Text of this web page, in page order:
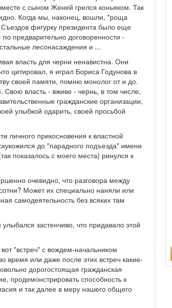
с сыном Женей грелся коньяком. Так
Когда мы, наконец, вошли, "роща
фигурку президента было еще
предварительно договоренности -
лесонасаждения и ...
власть для черни ненавистна. Они
цитировал, я играл Бориса Годунова в
своей памяти, помню монолог от и до.
Свою власть - вживе - чернь, в том числе,
гражданские организации,
улыбкой одарить, своей просьбой
личного прикосновения к властной
до "парадного подъезда" имени
показалось с моего места) ринулся к
очевидно, что разговора между
Может их специально наняли или
самодеятельность без всяких там
застенчиво, что придавало этой
"встреч" с вождем-начальником
время или даже после этих встреч какие-
дорогостоящая гражданская
продемонстрировать способность к
и так далее в меру нашего общего